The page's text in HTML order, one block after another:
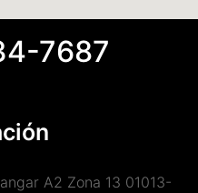
7687
A2 Zona 13 01013-